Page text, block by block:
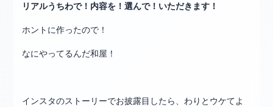
リアルうちわで！内容を！選んで！いただきます！
ホントに作ったので！
なにやってるんだ和屋！
インスタのストーリーでお披露目したら、わりとウケてよ